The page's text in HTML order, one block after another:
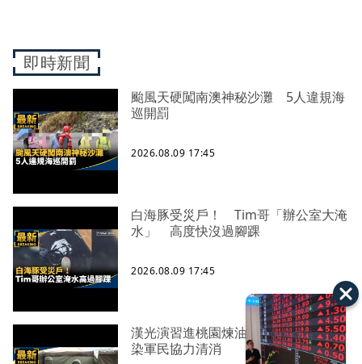
即時新聞
颱風天硬闖南澳神秘沙灘 5人違規海
巡開罰
2026.08.09 17:45
白海豚受災戶！ Tim哥「辦公室大淹
水」 高度快沒過腳踝
2026.08.09 17:45
漢光演習進桃園煉油廠 模擬化學污
染軍民協力清消